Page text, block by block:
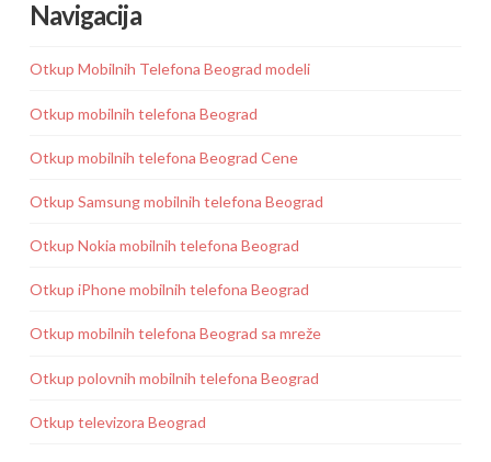
Navigacija
Otkup Mobilnih Telefona Beograd modeli
Otkup mobilnih telefona Beograd
Otkup mobilnih telefona Beograd Cene
Otkup Samsung mobilnih telefona Beograd
Otkup Nokia mobilnih telefona Beograd
Otkup iPhone mobilnih telefona Beograd
Otkup mobilnih telefona Beograd sa mreže
Otkup polovnih mobilnih telefona Beograd
Otkup televizora Beograd